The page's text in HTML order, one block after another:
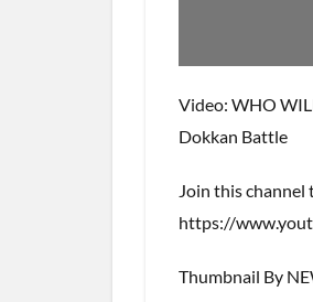
Video: WHO
Dokkan Battle
Join this channel
https://
Thumbnail By